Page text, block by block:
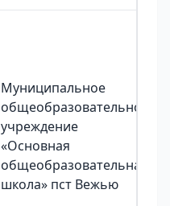
Муниципальное
общеобразовательное
учреждение
«Основная
общеобразовательная
школа» пст Вежью